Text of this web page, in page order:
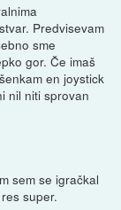
Predvisevam
sme
gor. Če imaš
en joystick
nil niti sprovan
sem se igračkal
super.